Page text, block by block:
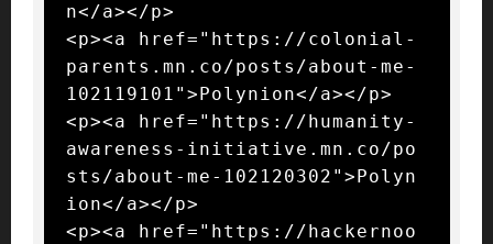
n</a></p>
<p><a href="https://colonial-
parents.mn.co/posts/about-me-
102119101">Polynion</a></p>
<p><a href="https://humanity-
awareness-initiative.mn.co/po
sts/about-me-102120302">Polyn
ion</a></p>
<p><a href="https://hackernoo